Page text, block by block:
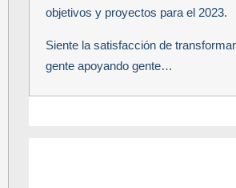
objetivos y proyectos para el 2023.
Siente la satisfacción de
gente apoyando gente…